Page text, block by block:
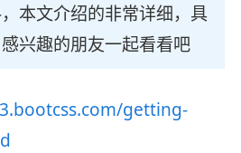
本文介绍的非常详细，具
兴趣的朋友一起看看吧
getting-